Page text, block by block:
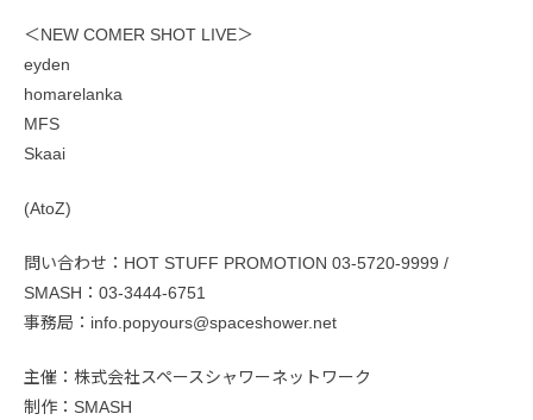
＜NEW COMER SHOT LIVE＞
eyden
homarelanka
MFS
Skaai
(AtoZ)
問い合わせ：HOT STUFF PROMOTION 03-5720-9999 /
SMASH：03-3444-6751
事務局：info.popyours@spaceshower.net
主催：株式会社スペースシャワーネットワーク
制作：SMASH